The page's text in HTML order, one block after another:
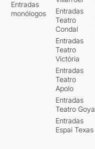
Entradas
monólogos
Entradas
Teatro
Condal
Entradas
Teatro
Victòria
Entradas
Teatro
Apolo
Entradas
Teatro Goya
Entradas
Espai Texas